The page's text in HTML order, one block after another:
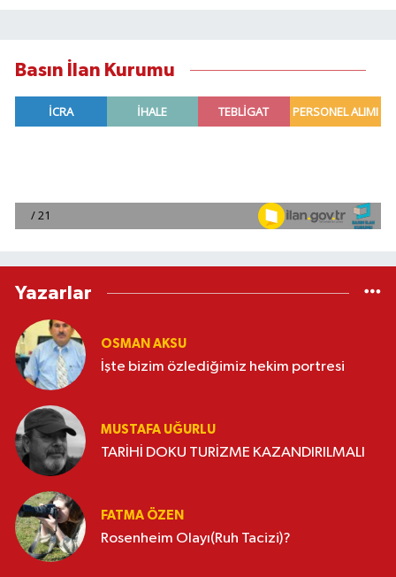
Basın İlan Kurumu
Yazarlar
OSMAN AKSU
İşte bizim özlediğimiz hekim portresi
MUSTAFA UĞURLU
TARİHİ DOKU TURİZME KAZANDIRILMALI
FATMA ÖZEN
Rosenheim Olayı(Ruh Tacizi)?